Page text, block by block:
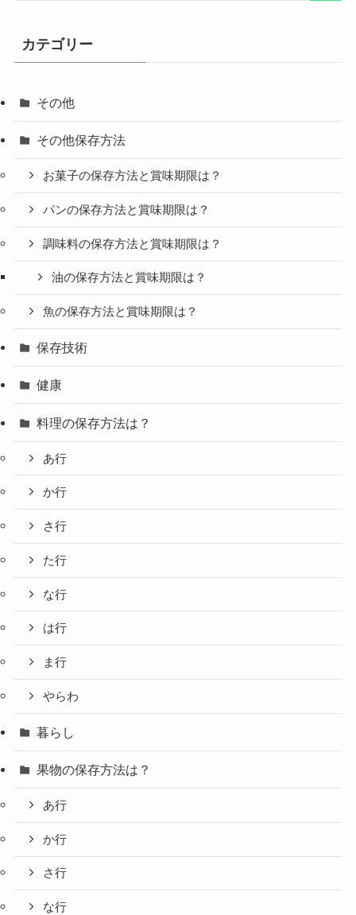
カテゴリー
その他
その他保存方法
お菓子の保存方法と賞味期限は？
パンの保存方法と賞味期限は？
調味料の保存方法と賞味期限は？
油の保存方法と賞味期限は？
魚の保存方法と賞味期限は？
保存技術
健康
料理の保存方法は？
あ行
か行
さ行
た行
な行
は行
ま行
やらわ
暮らし
果物の保存方法は？
あ行
か行
さ行
な行